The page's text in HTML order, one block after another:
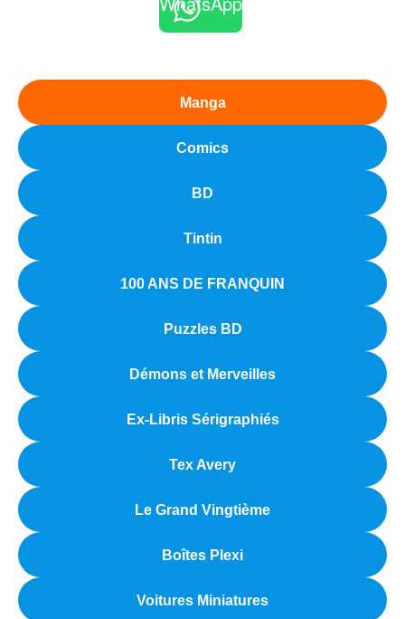
Manga
Comics
BD
Tintin
100 ANS DE FRANQUIN
Puzzles BD
Démons et Merveilles
Ex-Libris Sérigraphiés
Tex Avery
Le Grand Vingtième
Boîtes Plexi
Voitures Miniatures